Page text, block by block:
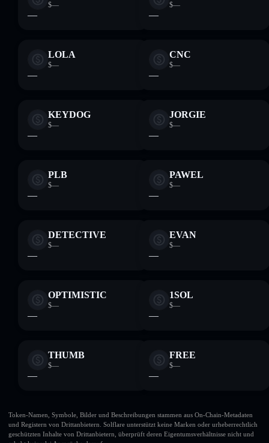
$—
—
$—
—
LOLA
$—
—
CNC
$—
—
KEYDOG
$—
—
JORGIE
$—
—
PLB
$—
—
PAWEL
$—
—
DETECTIVE
$—
—
EVAN
$—
—
OPTIMISTIC
$—
—
1SOL
$—
—
THUMB
$—
—
FREE
$—
—
Token-Namen, Symbole, Bilder und Beschreibungen stammen aus On-Chain-Metadaten
und Registern von Drittanbietern. Solflare unterstützt keine Marken oder urheberrechtlich
geschützten Inhalte von Drittanbietern, überprüft deren Eigentumsverhältnisse nicht und